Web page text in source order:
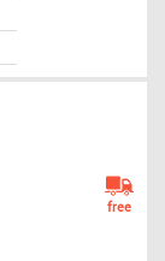
free